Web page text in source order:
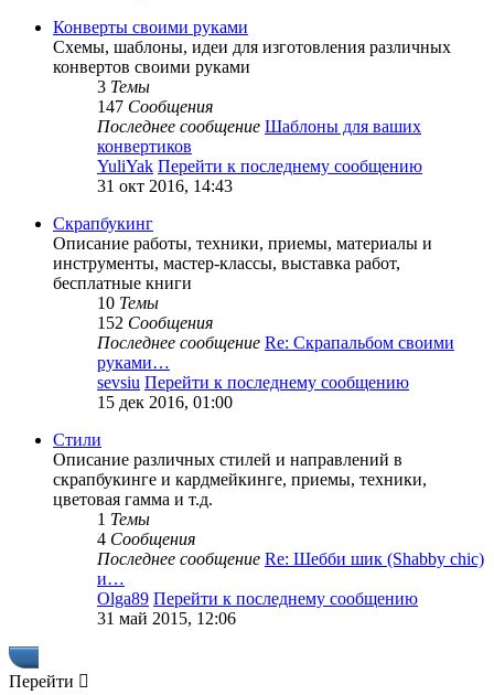
Конверты своими руками
Схемы, шаблоны, идеи для изготовления различных
конвертов своими руками
3 Темы
147 Сообщения
Последнее сообщение Шаблоны для ваших
конвертиков
YuliYak Перейти к последнему сообщению
31 окт 2016, 14:43
Скрапбукинг
Описание работы, техники, приемы, материалы и
инструменты, мастер-классы, выставка работ,
бесплатные книги
10 Темы
152 Сообщения
Последнее сообщение Re: Скрапальбом своими
руками…
sevsiu Перейти к последнему сообщению
15 дек 2016, 01:00
Стили
Описание различных стилей и направлений в
скрапбукинге и кардмейкинге, приемы, техники,
цветовая гамма и т.д.
1 Темы
4 Сообщения
Последнее сообщение Re: Шебби шик (Shabby chic)
и…
Olga89 Перейти к последнему сообщению
31 май 2015, 12:06
Перейти